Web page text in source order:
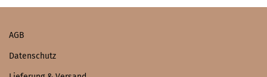
AGB
Datenschutz